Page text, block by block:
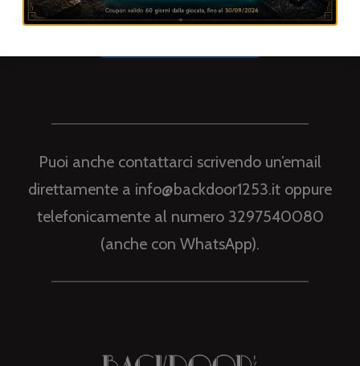
Puoi anche contattarci scrivendo un’email
direttamente a info@backdoor1253.it oppure
telefonicamente al numero 3297540080
(anche con WhatsApp).